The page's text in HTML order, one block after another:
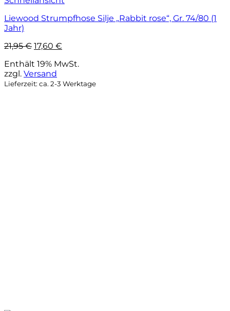
Liewood Strumpfhose Silje „Rabbit rose“, Gr. 74/80 (1
Jahr)
21,95€ Ursprünglicher
war:
21,95 €
17,60 €
ist:
Enthält 19% MwSt.
zzgl. Versand
Lieferzeit: ca. 2-3 Werktage